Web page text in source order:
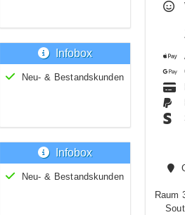
Infobox
Neu- & Bestandskunden
Infobox
Neu- & Bestandskunden
Raum